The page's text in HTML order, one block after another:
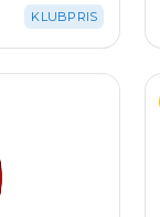
KLUBPRIS